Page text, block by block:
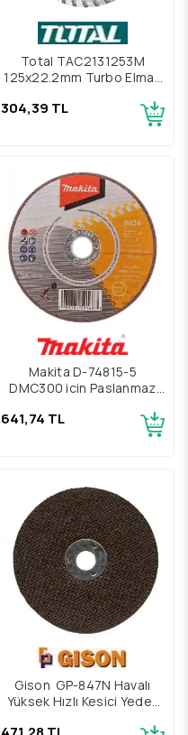
Total TAC2131253M
125x22.2mm Turbo Elmas
304,39 TL
Makita D-74815-5
DMC300 için Paslanmaz
641,74 TL
Gison GP-847N Havalı
Yüksek Hızlı Kesici Yedek